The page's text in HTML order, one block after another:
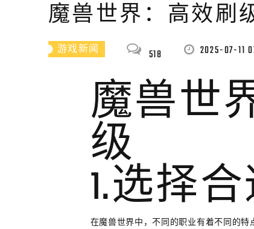
魔兽世界：高效刷
游戏新闻 518 2025-07-11
魔兽世
级
1.选择
在魔兽世界中，不同的职业有着不同的